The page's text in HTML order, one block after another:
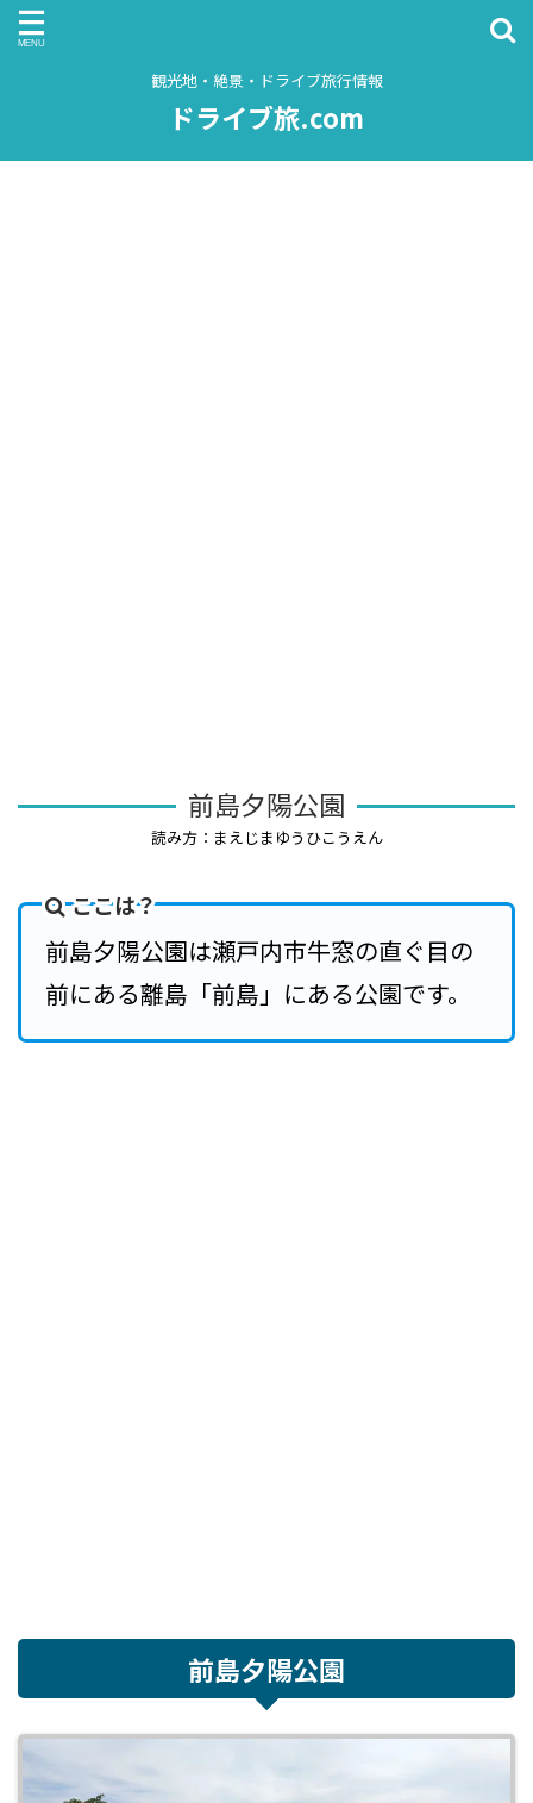
観光地・絶景・ドライブ旅行情報
ドライブ旅.com
前島夕陽公園
読み方：まえじまゆうひこうえん
ここは？
前島夕陽公園は瀬戸内市牛窓の直ぐ目の
前にある離島「前島」にある公園です。
前島夕陽公園